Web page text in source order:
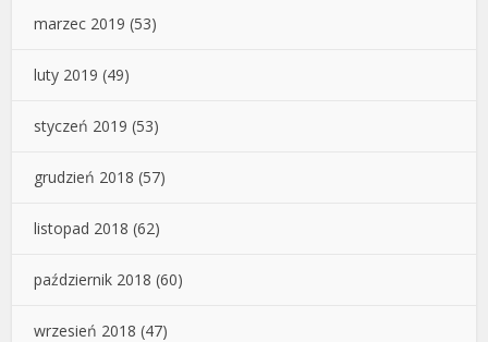
marzec 2019 (53)
luty 2019 (49)
styczeń 2019 (53)
grudzień 2018 (57)
listopad 2018 (62)
październik 2018 (60)
wrzesień 2018 (47)